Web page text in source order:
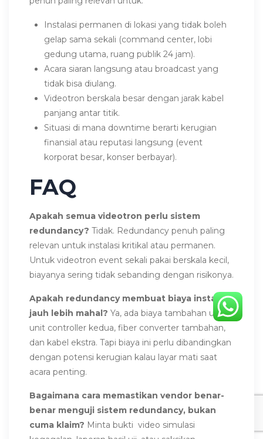
Instalasi permanen di lokasi yang tidak boleh
gelap sama sekali (command center, lobi
gedung utama, ruang publik 24 jam).
Acara siaran langsung atau broadcast yang
tidak bisa diulang.
Videotron berskala besar dengan jarak kabel
panjang antar titik.
Situasi di mana downtime berarti kerugian
finansial atau reputasi langsung (event
korporat besar, konser berbayar).
FAQ
Apakah semua videotron perlu sistem
redundancy? Tidak. Redundancy penuh paling
relevan untuk instalasi kritikal atau permanen.
Untuk videotron event sekali pakai berskala kecil,
biayanya sering tidak sebanding dengan risikonya.
Apakah redundancy membuat biaya instalasi
jauh lebih mahal? Ya, ada biaya tambahan untuk
unit controller kedua, fiber converter tambahan,
dan kabel ekstra. Tapi biaya ini perlu dibandingkan
dengan potensi kerugian kalau layar mati saat
acara penting.
Bagaimana cara memastikan vendor benar-
benar menguji sistem redundancy, bukan
cuma klaim? Minta bukti video simulasi